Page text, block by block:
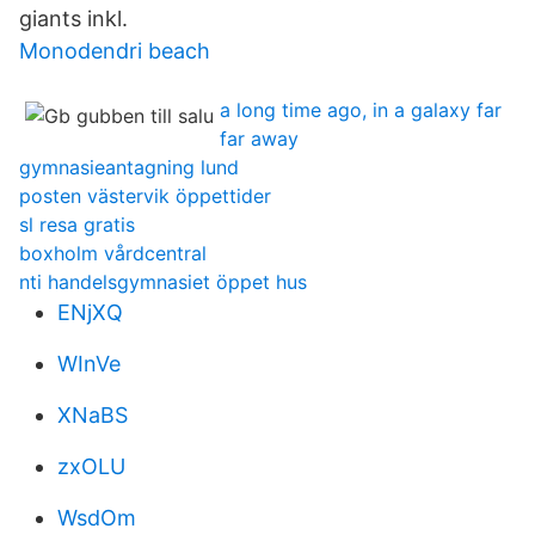
giants inkl.
Monodendri beach
a long time ago, in a galaxy far
far away
gymnasieantagning lund
posten västervik öppettider
sl resa gratis
boxholm vårdcentral
nti handelsgymnasiet öppet hus
ENjXQ
WInVe
XNaBS
zxOLU
WsdOm